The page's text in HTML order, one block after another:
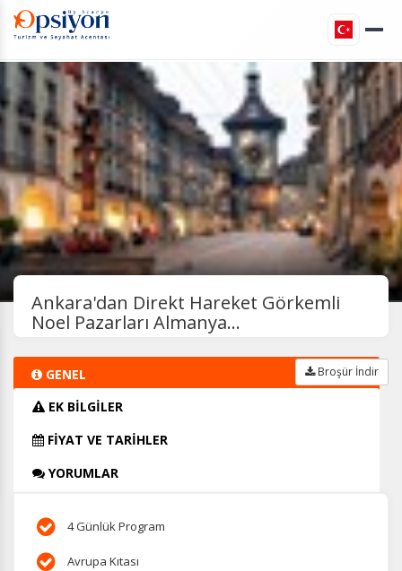
Ankara'dan Direkt Hareket Görkemli
Noel Pazarları Almanya...
GENEL
EK BİLGİLER
FİYAT VE TARİHLER
YORUMLAR
Broşür İndir
4 Günlük Program
Avrupa Kıtası